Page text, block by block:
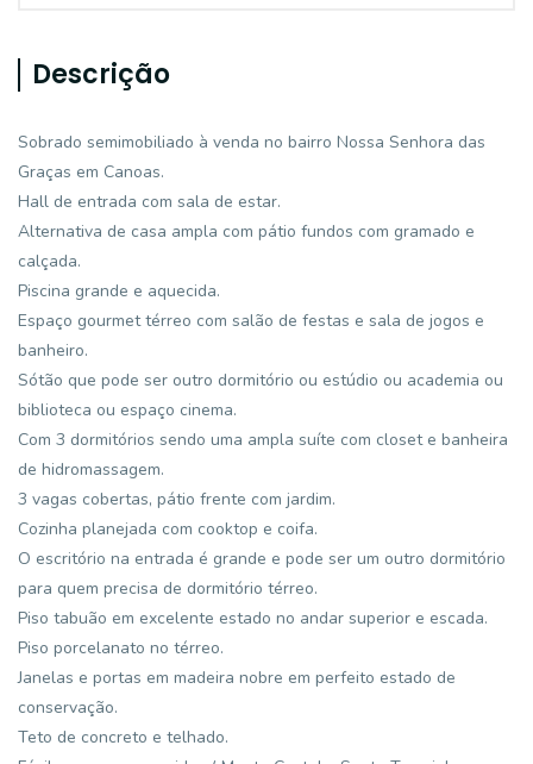
Descrição
Sobrado semimobiliado à venda no bairro Nossa Senhora das
Graças em Canoas.
Hall de entrada com sala de estar.
Alternativa de casa ampla com pátio fundos com gramado e
calçada.
Piscina grande e aquecida.
Espaço gourmet térreo com salão de festas e sala de jogos e
banheiro.
Sótão que pode ser outro dormitório ou estúdio ou academia ou
biblioteca ou espaço cinema.
Com 3 dormitórios sendo uma ampla suíte com closet e banheira
de hidromassagem.
3 vagas cobertas, pátio frente com jardim.
Cozinha planejada com cooktop e coifa.
O escritório na entrada é grande e pode ser um outro dormitório
para quem precisa de dormitório térreo.
Piso tabuão em excelente estado no andar superior e escada.
Piso porcelanato no térreo.
Janelas e portas em madeira nobre em perfeito estado de
conservação.
Teto de concreto e telhado.